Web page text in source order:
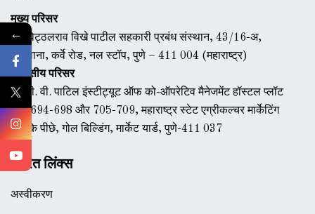
मुख्य परिसर
डॉ. विट्ठलराव विखे पाटील सहकारी प्रबंध संस्थान, 43/16-अ,
एरंडवाना, कर्वे रोड, नल स्टॉप, पुणे – 411 004 (महाराष्ट्र)
आवासीय परिसर
डॉ. वी. वी. पाटिल इंस्टीट्यूट ऑफ को-ऑपरेटिव मैनेजमेंट हॉस्टल प्लॉट
नंबर 694-698 और 705-709, महाराष्ट्र स्टेट एग्रीकल्चर मार्केटिंग
बोर्ड के पीछे, गोल बिल्डिंग, मार्केट यार्ड, पुणे-411 037
त्वरित लिंक्स
अस्वीकरण
←